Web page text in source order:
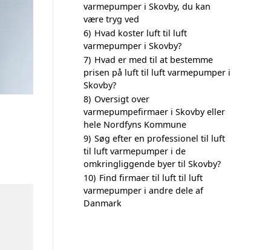
varmepumper i Skovby, du kan
være tryg ved
6) Hvad koster luft til luft
varmepumper i Skovby?
7) Hvad er med til at bestemme
prisen på luft til luft varmepumper i
Skovby?
8) Oversigt over
varmepumpefirmaer i Skovby eller
hele Nordfyns Kommune
9) Søg efter en professionel til luft
til luft varmepumper i de
omkringliggende byer til Skovby?
10) Find firmaer til luft til luft
varmepumper i andre dele af
Danmark